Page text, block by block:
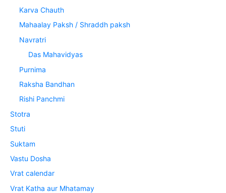
Karva Chauth
Mahaalay Paksh / Shraddh paksh
Navratri
Das Mahavidyas
Purnima
Raksha Bandhan
Rishi Panchmi
Stotra
Stuti
Suktam
Vastu Dosha
Vrat calendar
Vrat Katha aur Mhatamay